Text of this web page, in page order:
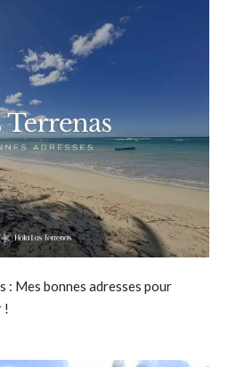
: Mes bonnes adresses pour
!